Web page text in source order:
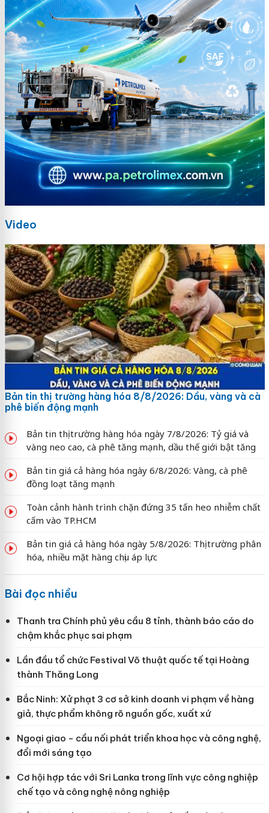
Video
Bản tin thị trường hàng hóa 8/8/2026: Dầu, vàng và cà
phê biến động mạnh
Bản tin thị trường hàng hóa ngày 7/8/2026: Tỷ giá và
vàng neo cao, cà phê tăng mạnh, dầu thế giới bật tăng
Bản tin giá cả hàng hóa ngày 6/8/2026: Vàng, cà phê
đồng loạt tăng mạnh
Toàn cảnh hành trình chặn đứng 35 tấn heo nhiễm chất
cấm vào TP.HCM
Bản tin giá cả hàng hóa ngày 5/8/2026: Thị trường phân
hóa, nhiều mặt hàng chịu áp lực
Bài đọc nhiều
Thanh tra Chính phủ yêu cầu 8 tỉnh, thành báo cáo do
chậm khắc phục sai phạm
Lần đầu tổ chức Festival Võ thuật quốc tế tại Hoàng
thành Thăng Long
Bắc Ninh: Xử phạt 3 cơ sở kinh doanh vi phạm về hàng
giả, thực phẩm không rõ nguồn gốc, xuất xứ
Ngoại giao - cầu nối phát triển khoa học và công nghệ,
đổi mới sáng tạo
Cơ hội hợp tác với Sri Lanka trong lĩnh vực công nghiệp
chế tạo và công nghệ nông nghiệp